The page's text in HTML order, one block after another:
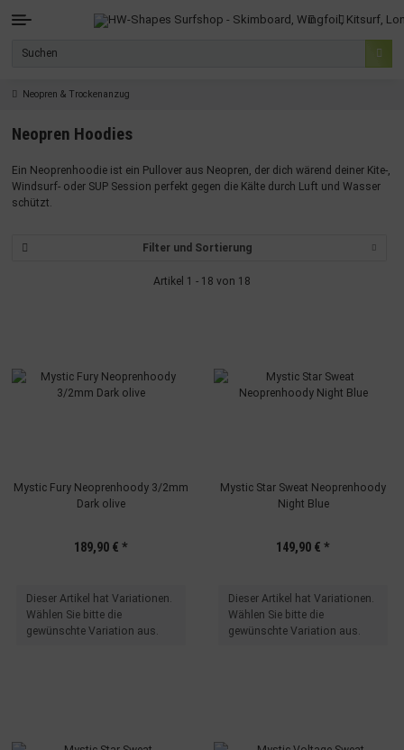
Neopren & Trockenanzug
Neopren Hoodies
Ein Neoprenhoodie ist ein Pullover aus Neopren, der dich wärend deiner Kite-,
Windsurf- oder SUP Session perfekt gegen die Kälte durch Luft und Wasser
schützt.
Filter und Sortierung
Artikel 1 - 18 von 18
Mystic Fury Neoprenhoody 3/2mm
Dark olive
189,90 € *
xDieser Artikel hat Variationen.
Wählen Sie bitte die
gewünschte Variation aus.
Mystic Star Sweat Neoprenhoody
Night Blue
149,90 € *
xDieser Artikel hat Variationen.
Wählen Sie bitte die
gewünschte Variation aus.